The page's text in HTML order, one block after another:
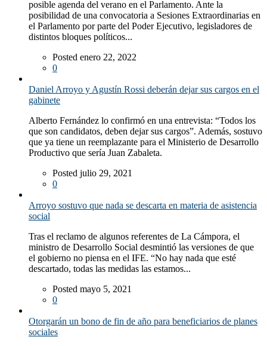
posible agenda del verano en el Parlamento. Ante la
posibilidad de una convocatoria a Sesiones Extraordinarias en
el Parlamento por parte del Poder Ejecutivo, legisladores de
distintos bloques políticos...
Posted enero 22, 2022
0
Daniel Arroyo y Agustín Rossi deberán dejar sus cargos en el
gabinete
Alberto Fernández lo confirmó en una entrevista: “Todos los
que son candidatos, deben dejar sus cargos”. Además, sostuvo
que ya tiene un reemplazante para el Ministerio de Desarrollo
Productivo que sería Juan Zabaleta.
Posted julio 29, 2021
0
Arroyo sostuvo que nada se descarta en materia de asistencia
social
Tras el reclamo de algunos referentes de La Cámpora, el
ministro de Desarrollo Social desmintió las versiones de que
el gobierno no piensa en el IFE. “No hay nada que esté
descartado, todas las medidas las estamos...
Posted mayo 5, 2021
0
Otorgarán un bono de fin de año para beneficiarios de planes
sociales